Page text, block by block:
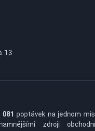
13
081 poptávek na jednom
zdroji